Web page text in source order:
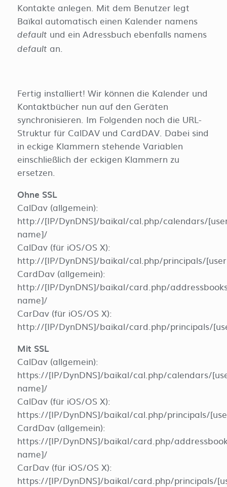
Kontakte anlegen. Mit dem Benutzer legt
Baïkal automatisch einen Kalender namens
default und ein Adressbuch ebenfalls namens
default an.
Fertig installiert! Wir können die Kalender und
Kontaktbücher nun auf den Geräten
synchronisieren. Im Folgenden noch die URL-
Struktur für CalDAV und CardDAV. Dabei sind
in eckige Klammern stehende Variablen
einschließlich der eckigen Klammern zu
ersetzen.
Ohne SSL
CalDav (allgemein):
http://[IP/DynDNS]/baikal/cal.php/calendars/
name]/
CalDav (für iOS/OS X):
http://[IP/DynDNS]/baikal/cal.php/principals/
CardDav (allgemein):
http://[IP/DynDNS]/baikal/card.php/
name]/
CarDav (für iOS/OS X):
http://[IP/DynDNS]/baikal/card.php/principals/
Mit SSL
CalDav (allgemein):
https://[IP/DynDNS]/baikal/cal.php/calendars/
name]/
CalDav (für iOS/OS X):
https://[IP/DynDNS]/baikal/cal.php/principals/
CardDav (allgemein):
https://[IP/DynDNS]/baikal/card.php/
name]/
CarDav (für iOS/OS X):
https://[IP/DynDNS]/baikal/card.php/principals/